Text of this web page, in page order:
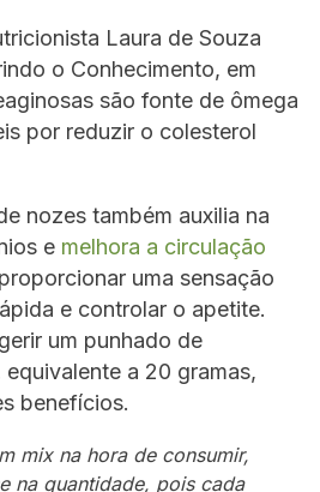
Laura de Souza
o Conhecimento, em
são fonte de ômega
por reduzir o colesterol
nozes também auxilia na
e melhora a circulação
uma sensação
e controlar o apetite.
um punhado de
a 20 gramas,
benefícios.
mix na hora de consumir,
na quantidade, pois cada